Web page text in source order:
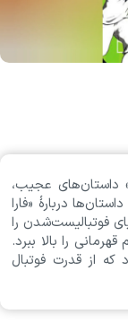
داستان‌های عجیب،
دربارهٔ «فارا
فوتبالیست‌شدن را
را بالا ببرد.
که از قدرت فوتبال